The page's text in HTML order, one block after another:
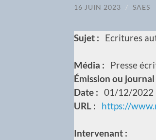
16 JUIN 2023 / SAES
Sujet : Ecritures
Média :
Presse
Émission ou journal
Date : 01/12/2022
URL :
https://
Intervenant :